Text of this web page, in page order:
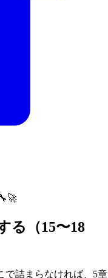
る（15〜18
で詰まらなければ、5章